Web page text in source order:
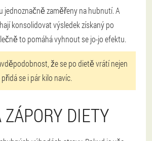
jednoznačně zaměřeny na hubnutí. A
konsolidovat výsledek získaný po
to pomáhá vyhnout se jo-jo efektu.
že se po dietě vrátí nejen
se i pár kilo navíc.
DIETY